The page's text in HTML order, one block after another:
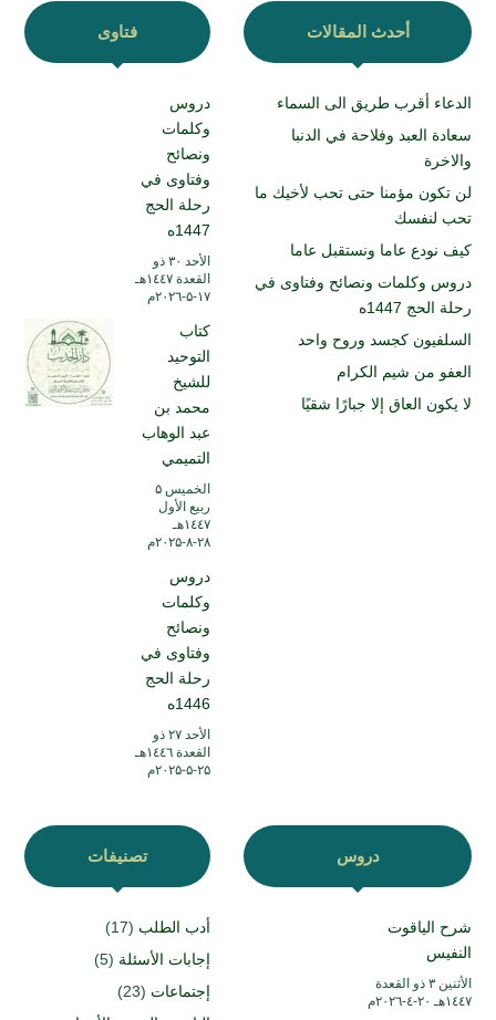
أحدث المقالات
الدعاء أقرب طريق الى السماء
سعادة العبد وفلاحة في الدنبا
والاخرة
لن تكون مؤمنا حتى تحب لأخيك ما
تحب لنفسك
كيف نودع عاما ونستقبل عاما
دروس وكلمات ونصائح وفتاوى في
رحلة الحج 1447ه
السلفيون كجسد وروح واحد
العفو من شيم الكرام
لا يكون العاق إلا جبارًا شقيًا
فتاوى
دروس
وكلمات
ونصائح
وفتاوى في
رحلة الحج
1447ه
الأحد ۳۰ ذو
القعدة ۱٤٤۷هـ
۱۷-۵-۲۰۲٦م
كتاب
التوحيد
للشيخ
محمد بن
عبد الوهاب
التميمي
الخميس ۵
ربيع الأول
۱٤٤۷هـ
۲۸-۸-۲۰۲۵م
دروس
وكلمات
ونصائح
وفتاوى في
رحلة الحج
1446ه
الأحد ۲۷ ذو
القعدة ۱٤٤٦هـ
۲۵-۵-۲۰۲۵م
دروس
شرح الياقوت
النفيس
الأثنين ۳ ذو القعدة
۱٤٤۷هـ ۲۰-٤-۲۰۲٦م
تصنيفات
أدب الطلب (17)
إجابات الأسئلة (5)
إجتماعات (23)